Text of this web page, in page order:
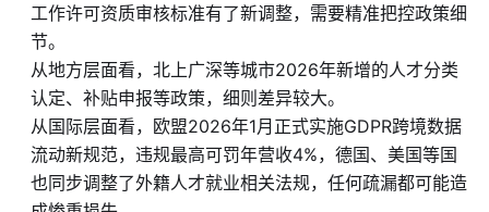
工作许可资质审核标准有了新调整，需要精准把控政策细
节。
从地方层面看，北上广深等城市2026年新增的人才分类
认定、补贴申报等政策，细则差异较大。
从国际层面看，欧盟2026年1月正式实施GDPR跨境数据
流动新规范，违规最高可罚年营收4%，德国、美国等国
也同步调整了外籍人才就业相关法规，任何疏漏都可能造